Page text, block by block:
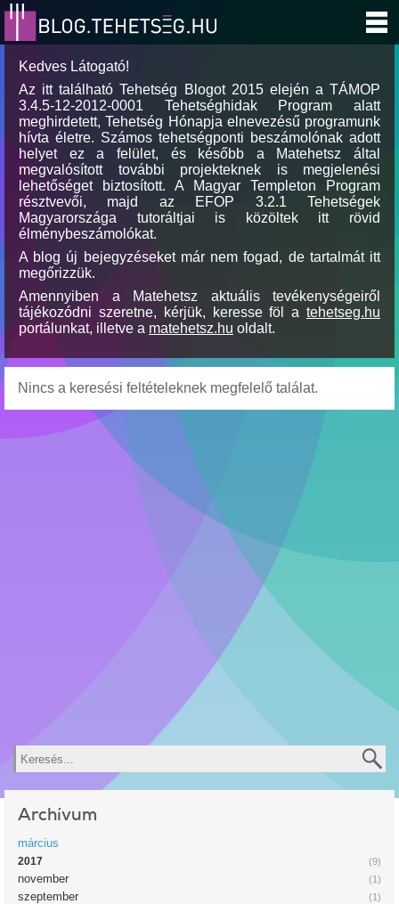
Kedves Látogató!
Az itt található Tehetség Blogot 2015 elején a TÁMOP
3.4.5-12-2012-0001 Tehetséghidak Program alatt
meghirdetett, Tehetség Hónapja elnevezésű programunk
hívta életre. Számos tehetségponti beszámolónak adott
helyet ez a felület, és később a Matehetsz által
megvalósított további projekteknek is megjelenési
lehetőséget biztosított. A Magyar Templeton Program
résztvevői, majd az EFOP 3.2.1 Tehetségek
Magyarországa tutoráltjai is közöltek itt rövid
élménybeszámolókat.
A blog új bejegyzéseket már nem fogad, de tartalmát itt
megőrizzük.
Amennyiben a Matehetsz aktuális tevékenységeiről
tájékozódni szeretne, kérjük, keresse föl a tehetseg.hu
portálunkat, illetve a matehetsz.hu oldalt.
Nincs a keresési feltételeknek megfelelő találat.
Keresés
Archívum
március
(9)
2017
(1)
november
(1)
szeptember